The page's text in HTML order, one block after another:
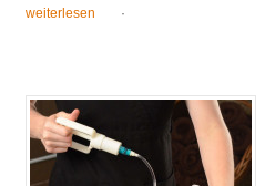
weiterlesen ·